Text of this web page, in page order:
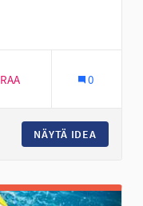
Seinäjoki
0
NÄYTÄ IDEA